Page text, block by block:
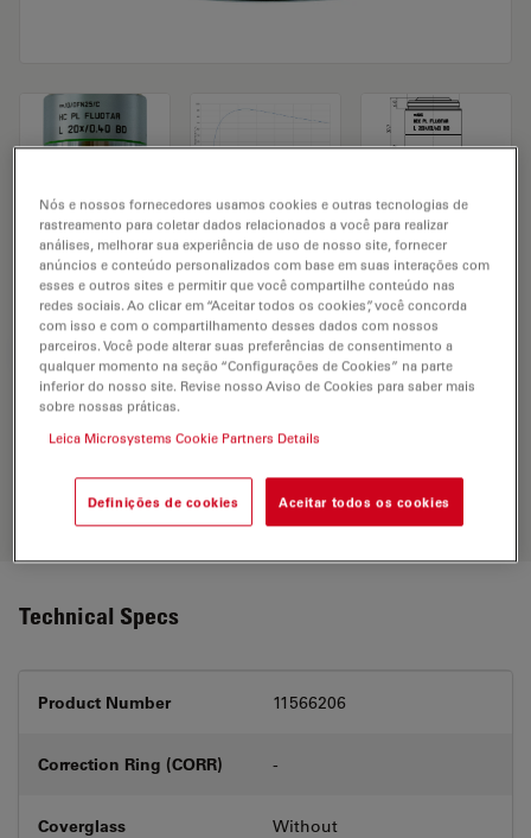
Microscope Objective HC PL FLUOTAR L
20x/0,40 BD
SOLICITAÇÃO DE ORÇAMENTO
Discover the perfect solution. Explore
alternatives, and find the best fit for
your needs.
Technical Specs
Product Number 11566206
Correction Ring (CORR) -
Coverglass Without
Nós e nossos fornecedores usamos cookies e outras tecnologias de
rastreamento para coletar dados relacionados a você para realizar
análises, melhorar sua experiência de uso de nosso site, fornecer
anúncios e conteúdo personalizados com base em suas interações com
esses e outros sites e permitir que você compartilhe conteúdo nas
redes sociais. Ao clicar em “Aceitar todos os cookies”, você concorda
com isso e com o compartilhamento desses dados com nossos
parceiros. Você pode alterar suas preferências de consentimento a
qualquer momento na seção “Configurações de Cookies” na parte
inferior do nosso site. Revise nosso Aviso de Cookies para saber mais
sobre nossas práticas.
Leica Microsystems Cookie Partners Details
Definições de cookies Aceitar todos os cookies